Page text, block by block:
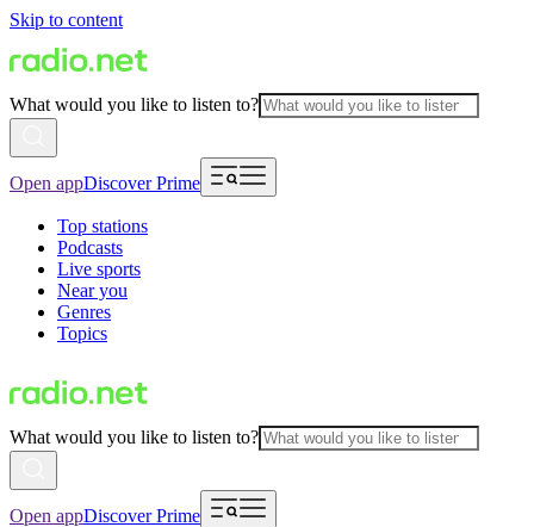
Skip to content
What would you like to listen to?
Open appDiscover Prime
Top stations
Podcasts
Live sports
Near you
Genres
Topics
What would you like to listen to?
Open appDiscover Prime